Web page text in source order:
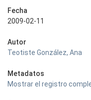
Fecha
2009-02-11
Autor
Teotiste González, Ana
Metadatos
Mostrar el registro